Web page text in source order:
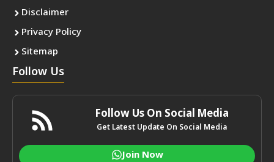
Disclaimer
Privacy Policy
Sitemap
Follow Us
Follow Us On Social Media
Get Latest Update On Social Media
Join Now